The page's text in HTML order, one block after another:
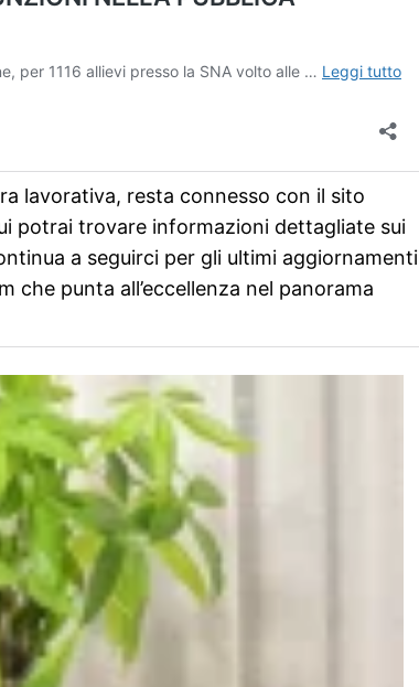
lavorativa, resta connesso con il sito
potrai trovare informazioni dettagliate sui
a seguirci per gli ultimi aggiornamenti
che punta all’eccellenza nel panorama